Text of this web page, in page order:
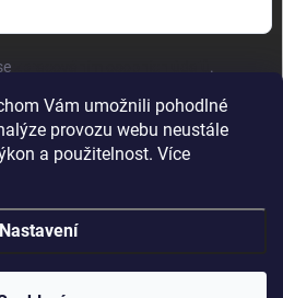
Vám umožnili pohodlné
provozu webu neustále
a použitelnost. Více
Nastavení
.
. Všechna práva vyhrazena.Upravit
cookies